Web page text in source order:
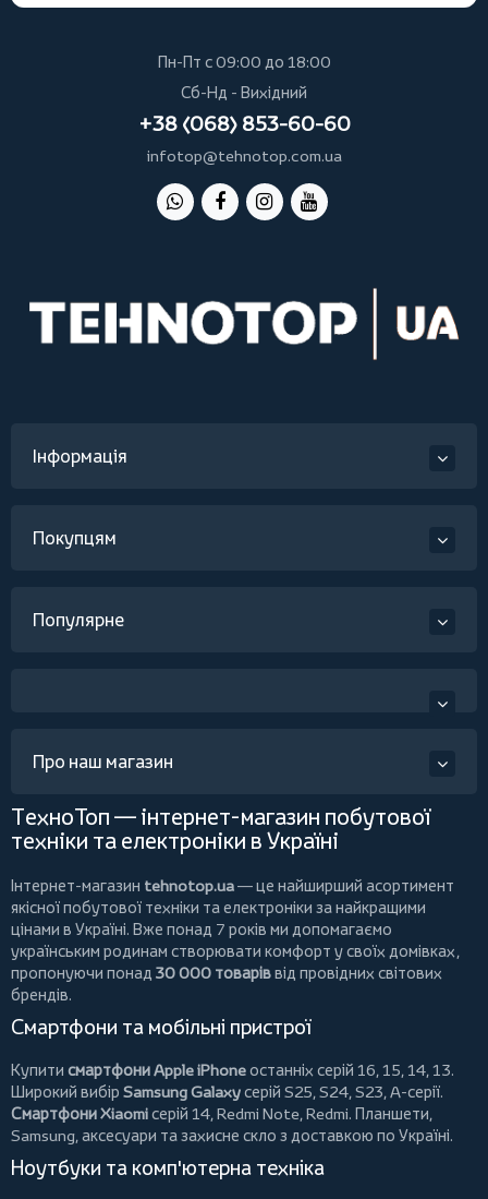
Пн-Пт с 09:00 до 18:00
Сб-Нд - Вихідний
+38 (068) 853-60-60
infotop@tehnotop.com.ua
Інформація
Покупцям
Популярне
Про наш магазин
ТехноТоп — інтернет-магазин побутової
техніки та електроніки в Україні
Інтернет-магазин tehnotop.ua— це найширший асортимент
якісної побутової техніки та електроніки за найкращими
цінами в Україні. Вже понад 7 років ми допомагаємо
українським родинам створювати комфорт у своїх домівках,
пропонуючи понад 30 000 товаріввід провідних світових
брендів.
Смартфони та мобільні пристрої
Купити смартфони Apple iPhoneостанніх серій 16, 15, 14, 13.
Широкий вибір Samsung Galaxyсерій S25, S24, S23, A-серії.
Смартфони Xiaomiсерій 14, Redmi Note, Redmi. Планшети,
Samsung, аксесуари тазахисне скло з доставкою по Україні.
Ноутбуки та комп'ютерна техніка